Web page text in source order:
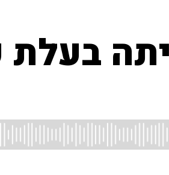
בעלת